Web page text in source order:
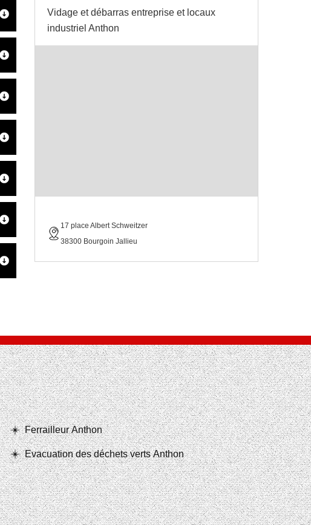
Vidage et débarras entreprise et locaux
industriel Anthon
17 place Albert Schweitzer
38300 Bourgoin Jallieu
Ferrailleur Anthon
Evacuation des déchets verts Anthon